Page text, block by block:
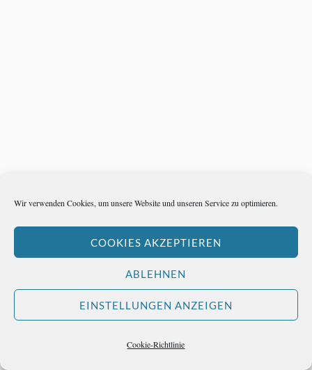
Wir verwenden Cookies, um unsere Website und unseren Service zu optimieren.
COOKIES AKZEPTIEREN
ABLEHNEN
EINSTELLUNGEN ANZEIGEN
Cookie-Richtlinie